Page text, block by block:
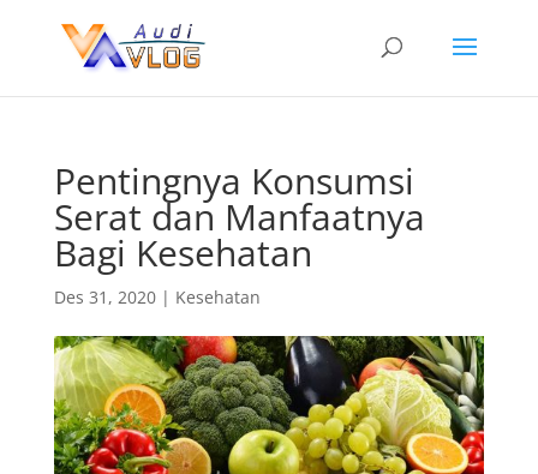
Pentingnya Konsumsi
Serat dan Manfaatnya
Bagi Kesehatan
Des 31, 2020| Kesehatan